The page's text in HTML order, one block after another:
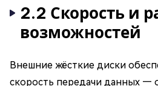
2.2 Скорость и
возможностей
Внешние жёсткие диски
скорость передачи данных —